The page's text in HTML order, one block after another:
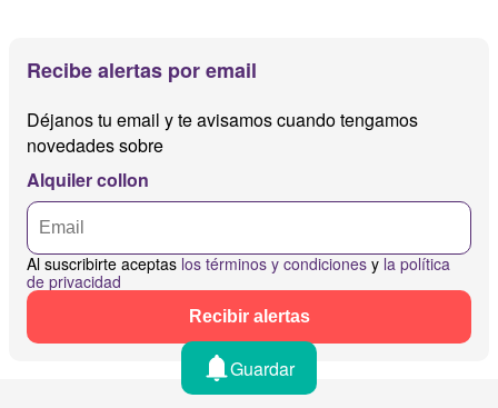
Recibe alertas por email
Déjanos tu email y te avisamos cuando tengamos
novedades sobre
Alquiler collon
Al suscribirte aceptas los términos y condiciones y la política
de privacidad
Recibir alertas
Guardar